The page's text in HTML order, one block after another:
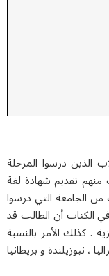
درسوا المرحلة
تقديم شهادة لغة
التي درسوا
أن الطالب قد
الأمر بالنسبة
و بريطانيا